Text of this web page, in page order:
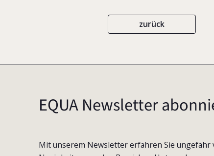
zurück
EQUA Newsletter
Mit unserem Newsletter erfahren Sie ungefähr